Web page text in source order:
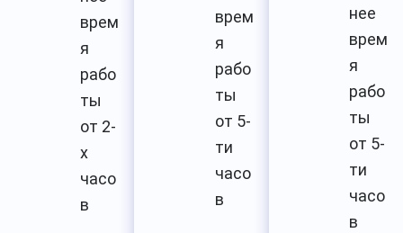
врем
я
рабо
ты
от 2-
х
часо
в
врем
я
рабо
ты
от 5-
ти
часо
в
нее
врем
я
рабо
ты
от 5-
ти
часо
в